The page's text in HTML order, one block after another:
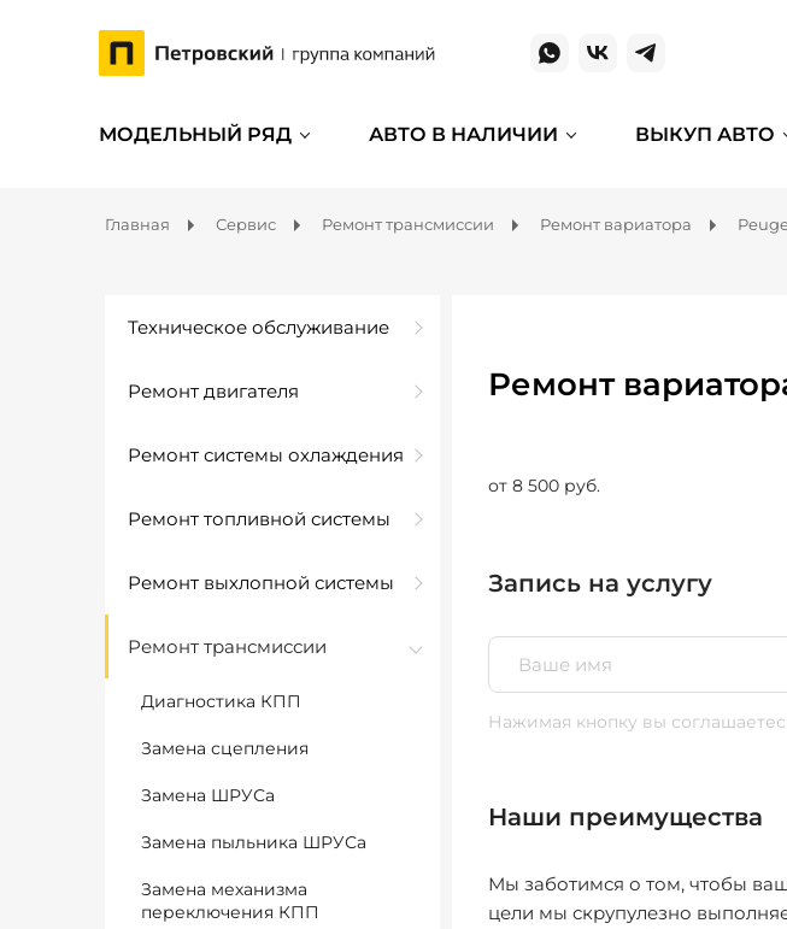
МОДЕЛЬНЫЙ РЯД АВТО В НАЛИЧИИ ВЫКУП АВТО
Главная Сервис Ремонт трансмиссии Ремонт вариатора
Техническое обслуживание
Ремонт двигателя
Ремонт системы охлаждения
Ремонт топливной системы
Ремонт выхлопной системы
Ремонт трансмиссии
Диагностика КПП
Замена сцепления
Замена ШРУСа
Замена пыльника ШРУСа
Замена механизма
переключения КПП
Ремонт
от 8 500 руб.
Запись на услугу
Нажимая кнопку вы
Наши преимущества
Мы заботимся о том, чтобы
цели мы скрупулезно